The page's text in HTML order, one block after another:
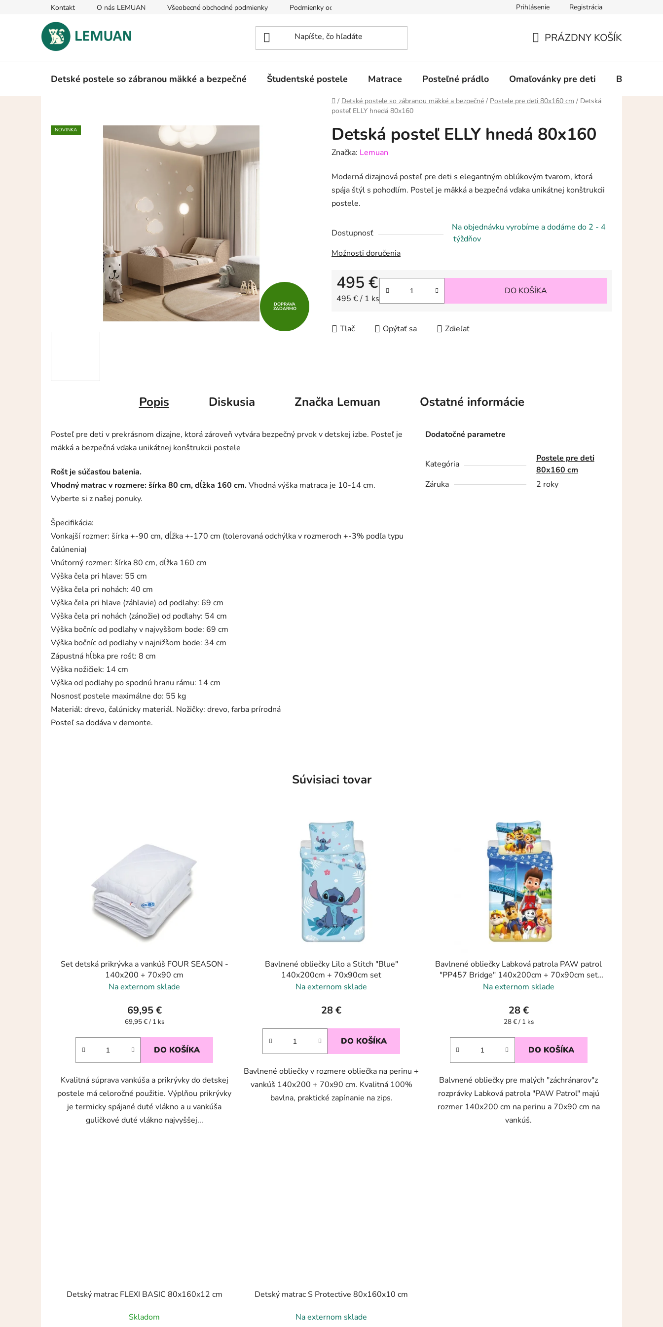
Kontakt O nás LEMUAN Všeobecné obchodné podmienky Podmienky ochrany osobných údajov GDPR Doprava a platba
Prihlásenie Registrácia
KOŠÍK
PRÁZDNY KOŠÍK
Detské postele so zábranou mäkké a bezpečné Študentské postele Matrace Posteľné prádlo Omaľovánky pre deti Blog
Domov
/ Detské postele so zábranou mäkké a bezpečné / Postele pre deti 80x160 cm / Detská
posteľ ELLY hnedá 80x160
Detská posteľ ELLY hnedá 80x160
Značka: Lemuan
Moderná dizajnová posteľ pre deti s elegantným oblúkovým tvarom, ktorá
spája štýl s pohodlím. Posteľ je mäkká a bezpečná vďaka unikátnej konštrukcii
postele.
Dostupnosť
Na objednávku vyrobíme a dodáme do 2 - 4
týždňov
Možnosti doručenia
495 €
Jednotková cena:
495 € / 1 ks
DO KOŠÍKA
Tlač Opýtať sa Zdieľať
NOVINKA
DOPRAVA
ZADARMO
Popis Diskusia Značka Lemuan Ostatné informácie
Posteľ pre deti v prekrásnom dizajne, ktorá zároveň vytvára bezpečný prvok v detskej izbe. Posteľ je
mäkká a bezpečná vďaka unikátnej konštrukcii postele
Rošt je súčasťou balenia.
Vhodný matrac v rozmere: šírka 80 cm, dĺžka 160 cm. Vhodná výška matraca je 10-14 cm.
Vyberte si z našej ponuky.
Špecifikácia:
Vonkajší rozmer: šírka +-90 cm, dĺžka +-170 cm (tolerovaná odchýlka v rozmeroch +-3% podľa typu
čalúnenia)
Vnútorný rozmer: šírka 80 cm, dĺžka 160 cm
Výška čela pri hlave: 55 cm
Výška čela pri nohách: 40 cm
Výška čela pri hlave (záhlavie) od podlahy: 69 cm
Výška čela pri nohách (zánožie) od podlahy: 54 cm
Výška bočníc od podlahy v najvyššom bode: 69 cm
Výška bočníc od podlahy v najnižšom bode: 34 cm
Zápustná hĺbka pre rošť: 8 cm
Výška nožičiek: 14 cm
Výška od podlahy po spodnú hranu rámu: 14 cm
Nosnosť postele maximálne do: 55 kg
Materiál: drevo, čalúnicky materiál. Nožičky: drevo, farba prírodná
Posteľ sa dodáva v demonte.
Dodatočné parametre
Kategória
Postele pre deti
80x160 cm
Záruka
2 roky
Súvisiaci tovar
Set detská prikrývka a vankúš FOUR SEASON -
140x200 + 70x90 cm
Na externom sklade
69,95 €
Jednotková
69,95 € / 1 ks
DO KOŠÍKA
Kvalitná súprava vankúša a prikrývky do detskej
postele má celoročné použitie. Výplňou prikrývky
je termicky spájané duté vlákno a u vankúša
guličkové duté vlákno najvyššej...
Bavlnené obliečky Lilo a Stitch "Blue"
140x200cm + 70x90cm set
Na externom sklade
28 €
DO KOŠÍKA
Bavlnené obliečky v rozmere obliečka na perinu +
vankúš 140x200 + 70x90 cm. Kvalitná 100%
bavlna, praktické zapínanie na zips.
Bavlnené obliečky Labková patrola PAW patrol
"PP457 Bridge" 140x200cm + 70x90cm set
Purple 05
Na externom sklade
28 €
Jednotková
28 € / 1 ks
DO KOŠÍKA
Balvnené obliečky pre malých "záchránarov"z
rozprávky Labková patrola "PAW Patrol" majú
rozmer 140x200 cm na perinu a 70x90 cm na
vankúš.
Detský matrac FLEXI BASIC 80x160x12 cm
Skladom
Detský matrac S Protective 80x160x10 cm
Na externom sklade